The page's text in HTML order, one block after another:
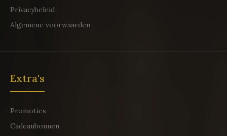
Privacybeleid
Algemene voorwaarden
Extra's
Promoties
Cadeaubonnen